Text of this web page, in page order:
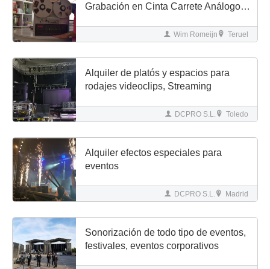
Grabación en Cinta Carrete Análogo
Wim Romeijn Teruel
Alquiler de platós y espacios para
rodajes videoclips, Streaming
DCPRO S.L. Toledo
Alquiler efectos especiales para
eventos
DCPRO S.L. Madrid
Sonorización de todo tipo de eventos,
festivales, eventos corporativos